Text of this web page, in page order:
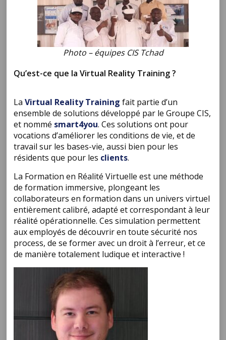
Photo – équipes CIS Tchad
Qu’est-ce que la Virtual Reality Training ?
La Virtual Reality Training fait partie d’un
ensemble de solutions développé par le Groupe CIS,
et nommé smart4you. Ces solutions ont pour
vocations d’améliorer les conditions de vie, et de
travail sur les bases-vie, aussi bien pour les
résidents que pour les clients.
La Formation en Réalité Virtuelle est une méthode
de formation immersive, plongeant les
collaborateurs en formation dans un univers virtuel
entièrement calibré, adapté et correspondant à leur
réalité opérationnelle. Ces simulation permettent
aux employés de découvrir en toute sécurité nos
process, de se former avec un droit à l’erreur, et ce
de manière totalement ludique et interactive !